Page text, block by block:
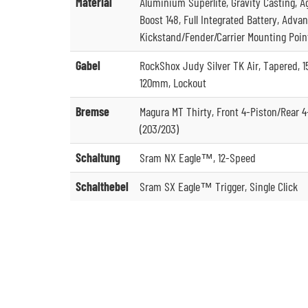
Boost 148, Full Integrated Battery,
Kickstand/Fender/Carrier Mounting
Gabel
RockShox Judy Silver TK Air, Tapered,
120mm, Lockout
Bremse
Magura MT Thirty, Front 4-Piston/Rear
(203/203)
Schaltung
Sram NX Eagle™, 12-Speed
Schalthebel
Sram SX Eagle™ Trigger, Single Click